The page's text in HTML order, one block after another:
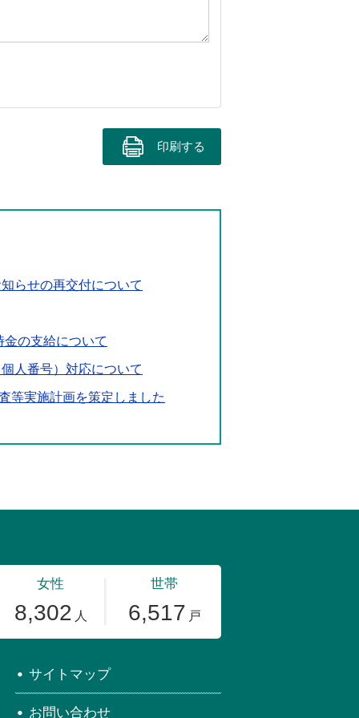
印刷する
らせの再交付について
金の支給について
人番号）対応について
等実施計画を策定しました
サイトマップ
お問い合わせ